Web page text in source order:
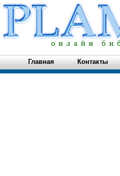
Главная Контакты